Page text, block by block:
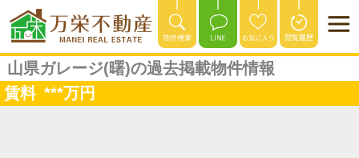
山県ガレージ(曙)の過去掲載物件情報
賃料 ***万円